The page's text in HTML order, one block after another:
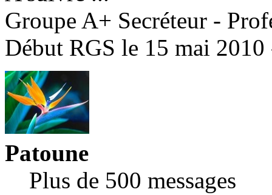
Groupe A+ Secréteur -
Début RGS le 15 mai
Patoune
Plus de 500 messages